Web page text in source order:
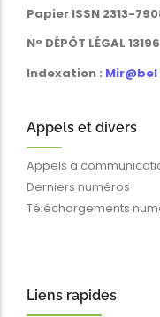
Papier ISSN 2313-
N° DÉPÔT LÉGAL
Indexation : Mir@bel
Appels et divers
Appels à
Derniers numéros
Téléchargements
Liens rapides